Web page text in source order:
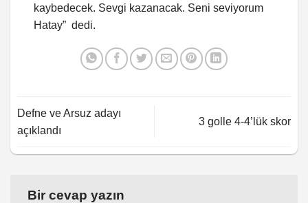
kaybedecek. Sevgi kazanacak. Seni seviyorum
Hatay” dedi.
Defne ve Arsuz adayı
açıklandı
3 golle 4-4’lük skor
Bir cevap yazın